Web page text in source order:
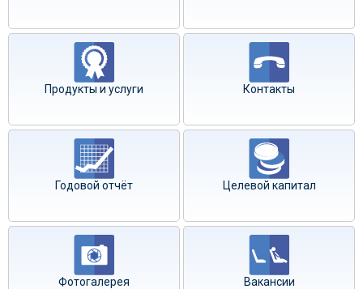
Продукты и услуги Контакты
Годовой отчёт Целевой капитал
Фотогалерея Вакансии